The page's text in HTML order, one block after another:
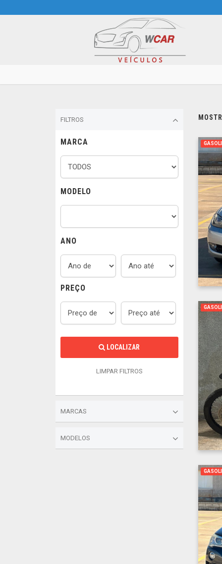
FILTROS
MARCA
MODELO
ANO
PREÇO
LOCALIZAR
LIMPAR FILTROS
MARCAS
MODELOS